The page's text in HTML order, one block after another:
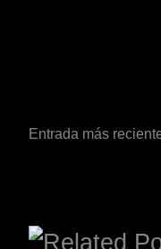
Entrada más